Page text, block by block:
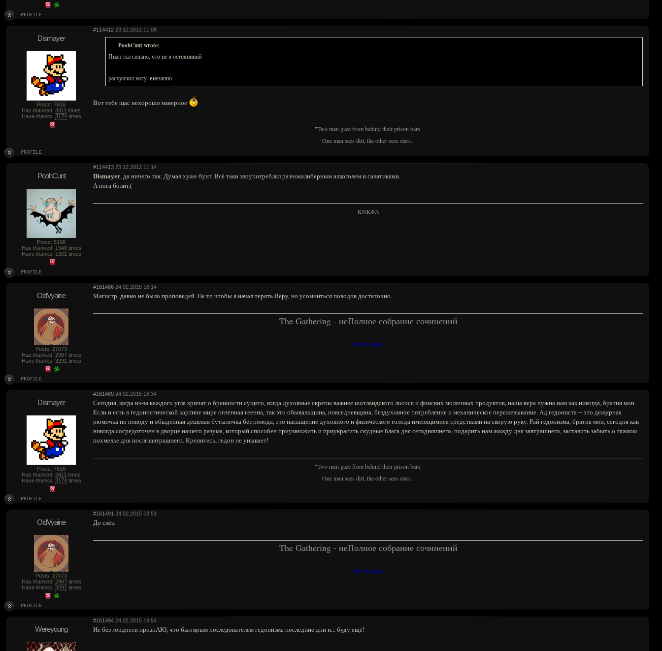
#114412 23.12.2012 11:08
Dismayer
Posts: 7616
Has thanked: 3411 times
Have thanks: 3174times
PoohCunt wrote:
Пиан тка сильно, что не в остоянииий
расхуячил ногу. внезапно.
Вот тебе щас нехорошо наверное
"Two men gaze from behind their prison bars.
One man sees dirt, the other sees stars."
#114413 23.12.2012 11:14
PoohCunt
Posts: 5198
Has thanked: 1340times
Have thanks: 1301 times
Dismayer, да ничего так. Думал хуже буит. Всё таки злоупотреблял разнокалиберным алкоголем и салатиками.
А нога болит.(
KNKΦΛ
#161486 24.02.2015 18:14
OldVyaine
Posts: 27073
Has thanked: 2967times
Have thanks: 3291 times
Магистр, давно не было проповедей. Не то чтобы я начал терять Веру, но усомниться поводов достаточно.
The Gathering - неПолное собрание сочинений
kivenkantaja
#161489 24.02.2015 18:34
Dismayer
Posts: 7616
Has thanked: 3411 times
Have thanks: 3174times
Сегодня, когда из-за каждого угла кричат о бренности сущего, когда духовные скрепы важнее шотландского лосося и финских молочных продуктов, наша вера нужна нам как никогда, братия мои.
Если и есть в гедонистической картине мире огненная геенна, так это обывальщина, повседневщина, бездуховное потребление и механическое пережевывание. Ад гедониста -- это дежурная
рюмочка по поводу и обыденная дешевая бутылочка без повода, это насыщение духовного и физического голода имеющимися средствами на скорую руку. Рай гедонизма, братия мои, сегодня как
никогда сосредоточен в дворце нашего разума, который способен приумножить и приукрасить скудные блага дня сегодняшнего, подарить нам жажду дня завтрашнего, заставить забыть о тяжком
похмелье дня послезавтрашнего. Крепитесь, гедон не унывает!
"Two men gaze from behind their prison bars.
One man sees dirt, the other sees stars."
#161491 24.02.2015 18:51
OldVyaine
Posts: 27073
Has thanked: 2967times
Have thanks: 3291 times
До слёз.
The Gathering - неПолное собрание сочинений
kivenkantaja
#161494 24.02.2015 19:54
Wereyoung Не без гордости признАЮ, что был ярым последователем гедонизма последние дни и... буду ещё!